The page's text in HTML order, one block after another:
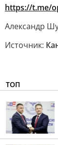
https://t.me/
Александр
Источник:
ТОП